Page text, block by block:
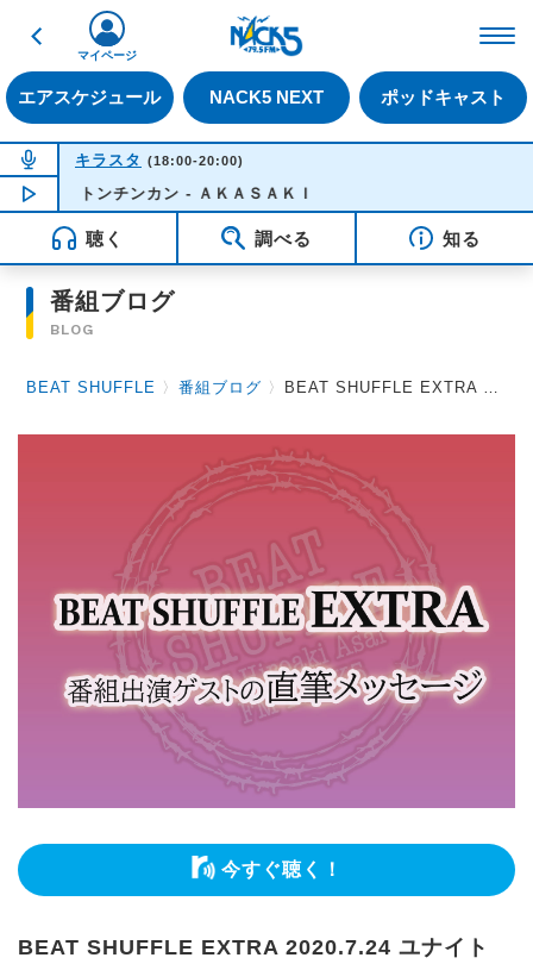
戻る
エアスケジュール NACK5 NEXT ポッドキャスト
マイページ
NOW ON AIR
キラスタ (18:00-20:00)
NOW PLAYING 18:50
トンチンカン - ＡＫＡＳＡＫＩ
聴く 調べる 知る
番組ブログ
BLOG
BEAT SHUFFLE 〉番組ブログ 〉 BEAT SHUFFLE EXTRA 2020.7.24 ユナイト
今すぐ聴く！
BEAT SHUFFLE EXTRA 2020.7.24 ユナイト